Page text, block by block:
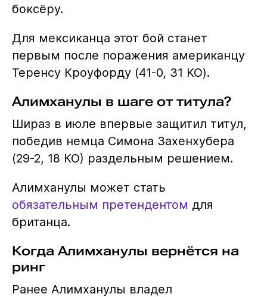
боксёру.
Для мексиканца этот бой станет
первым после поражения американцу
Теренсу Кроуфорду (41-0, 31 KO).
Алимханулы в шаге от титула?
Шираз в июле впервые защитил титул,
победив немца Симона Захенхубера
(29-2, 18 КО) раздельным решением.
Алимханулы может стать
обязательным претендентом для
британца.
Когда Алимханулы вернётся на
ринг
Ранее Алимханулы владел